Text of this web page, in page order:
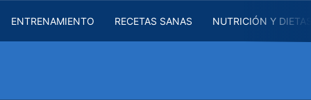
ENTRENAMIENTO RECETAS SANAS NUTRICIÓN Y